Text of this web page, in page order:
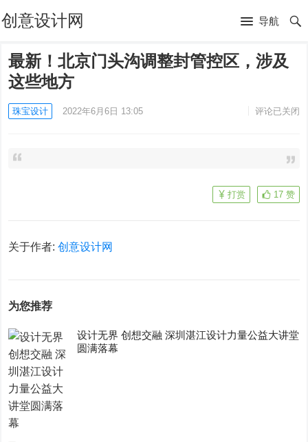
创意设计网 导航
最新！北京门头沟调整封管控区，涉及
这些地方
珠宝设计 2022年6月6日 13:05 评论已关闭
17 赞
打赏
关于作者:创意设计网
为您推荐
设计无界 创想交融 深圳湛江设计力量公益大讲堂
圆满落幕